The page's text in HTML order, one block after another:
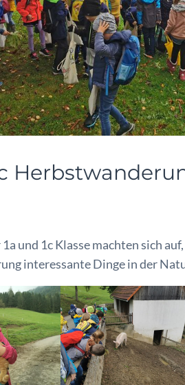
und 1c Klasse machten sich
interessante Dinge in der